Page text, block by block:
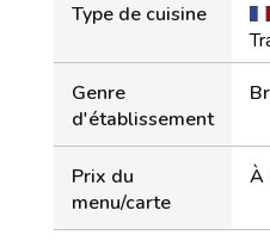
Type de cuisine
Genre
d'établissement
Prix du
menu/carte
À